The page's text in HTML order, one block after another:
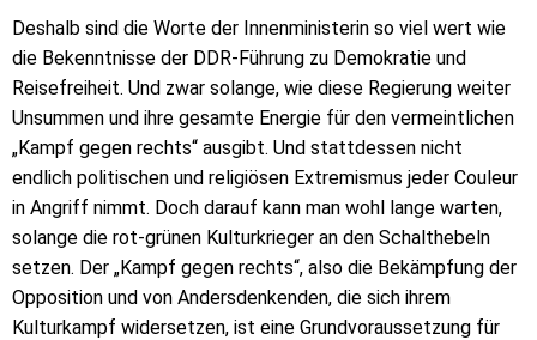
Deshalb sind die Worte der Innenministerin so viel wert wie
die Bekenntnisse der DDR-Führung zu Demokratie und
Reisefreiheit. Und zwar solange, wie diese Regierung weiter
Unsummen und ihre gesamte Energie für den vermeintlichen
„Kampf gegen rechts“ ausgibt. Und stattdessen nicht
endlich politischen und religiösen Extremismus jeder Couleur
in Angriff nimmt. Doch darauf kann man wohl lange warten,
solange die rot-grünen Kulturkrieger an den Schalthebeln
setzen. Der „Kampf gegen rechts“, also die Bekämpfung der
Opposition und von Andersdenkenden, die sich ihrem
Kulturkampf widersetzen, ist eine Grundvoraussetzung für